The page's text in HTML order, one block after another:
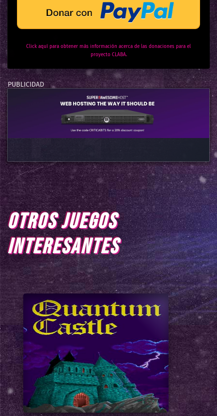
Click aquí para obtener más información acerca de las donaciones para el
proyecto CLABA.
OTROS JUEGOS
INTERESANTES